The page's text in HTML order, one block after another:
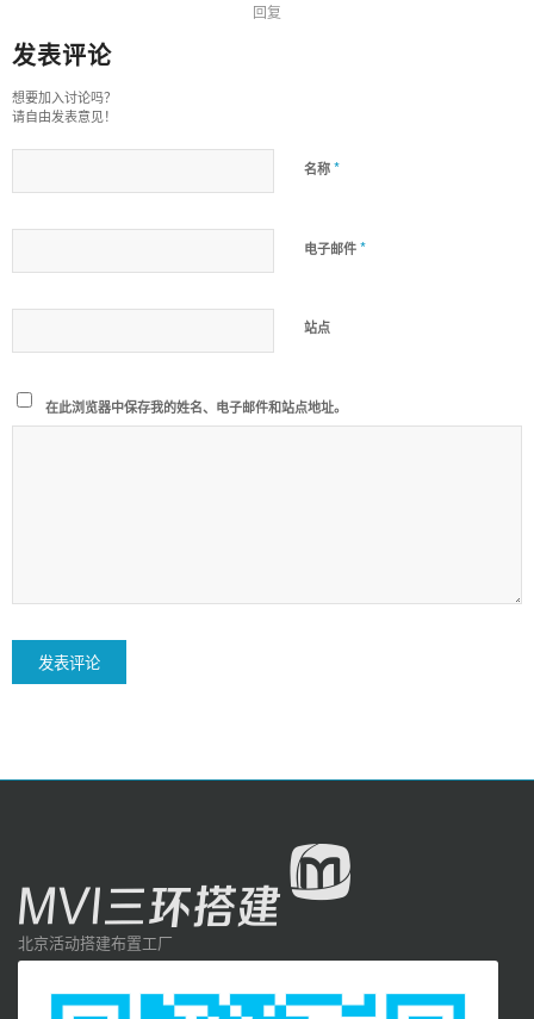
回复
发表评论
想要加入讨论吗？
请自由发表意见！
名称 *
电子邮件 *
站点
在此浏览器中保存我的姓名、电子邮件和站点地址。
北京活动搭建布置工厂